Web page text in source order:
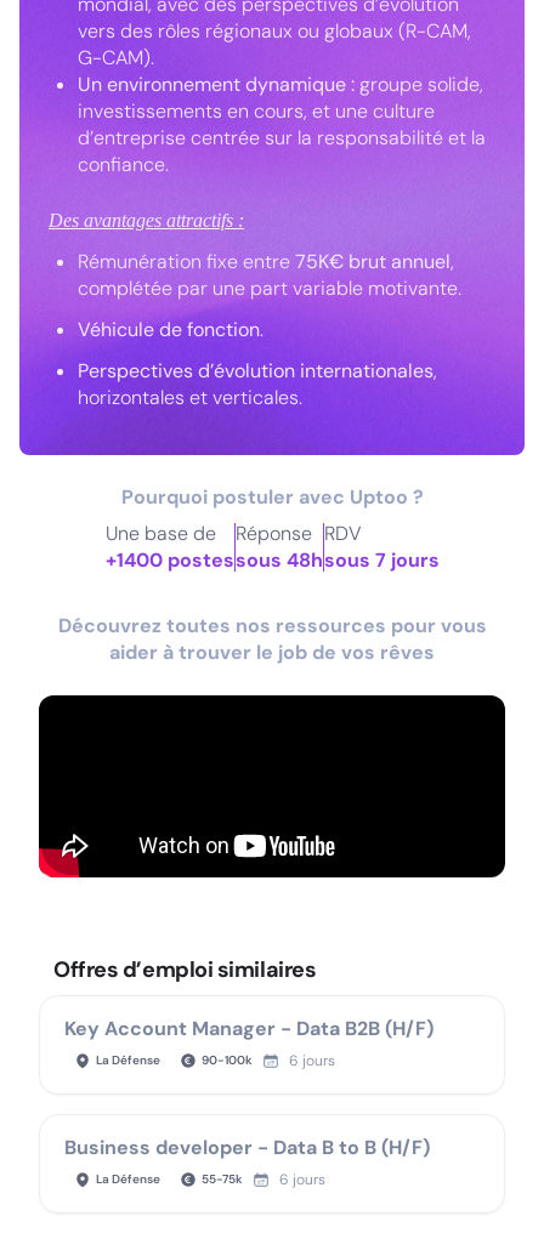
vers des rôles régionaux ou globaux (R-CAM,
G-CAM).
Un environnement dynamique :groupe solide,
investissements en cours, et une culture
d’entreprise centrée sur la responsabilité et la
confiance.
Des avantages attractifs :
Rémunération fixe entre75K€ brut annuel,
complétée par une part variable motivante.
Véhicule de fonction.
Perspectives d’évolution internationales,
horizontales et verticales.
Pourquoi postuler avec Uptoo ?
Une base de
+1400 postes
Réponse
sous 48h
RDV
sous 7 jours
Découvrez toutes nos ressources pour vous
aider à trouver le job de vos rêves
Offres d’emploi similaires
Key Account Manager - Data B2B (H/F)
La Défense 90-100k 6 jours
Business developer - Data B to B (H/F)
La Défense 55-75k 6 jours